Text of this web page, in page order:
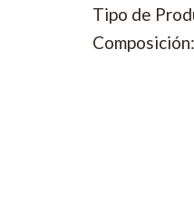
Tipo de